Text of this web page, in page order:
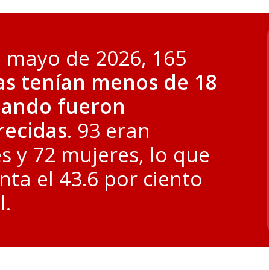
mayo de 2026, 165
tenían menos de 18
fueron
. 93 eran
y 72 mujeres, lo que
el 43.6 por ciento